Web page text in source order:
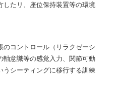
したリ、座位保持装置等の環境
のコントロール（リラクゼーシ
軸意識等の感覚入力、関節可動
シーティングに移行する訓練